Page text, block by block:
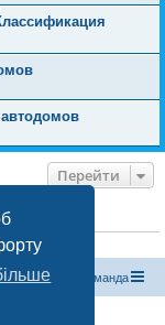
Перейти
Команда
Limited